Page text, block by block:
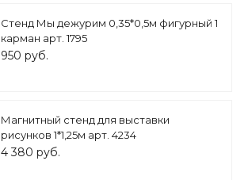
Стенд Мы дежурим 0,35*0,5м фигурный 1
карман арт. 1795
950 руб.
Магнитный стенд для выставки
рисунков 1*1,25м арт. 4234
4 380 руб.